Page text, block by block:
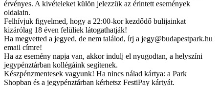
érvényes. A kivételeket külön jelezzük az érintett események
oldalain.
Felhívjuk figyelmed, hogy a 22:00-kor kezdődő bulijainkat
kizárólag 18 éven felüliek látogathatják!
Ha megvetted a jegyed, de nem találod, írj a jegy@budapestpark.hu
email címre!
Ha az esemény napja van, akkor indulj el nyugodtan, a helyszíni
jegypénztárban kollégáink segítenek.
Készpénzmentesek vagyunk! Ha nincs nálad kártya: a Park
Shopban és a jegypénztárban kérhetsz FestiPay kártyát.